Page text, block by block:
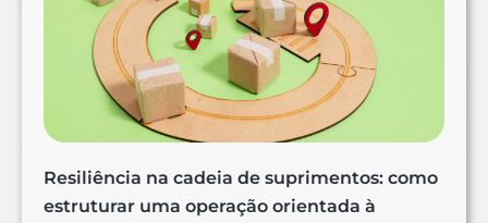
Resiliência na cadeia de suprimentos: como
estruturar uma operação orientada à